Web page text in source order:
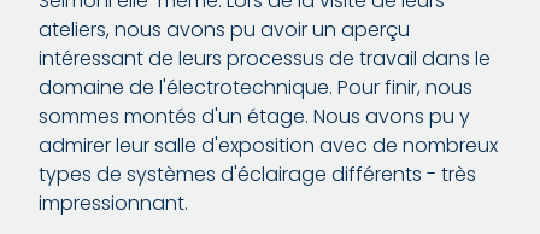
ateliers, nous avons pu avoir un aperçu
intéressant de leurs processus de travail dans le
domaine de l'électrotechnique. Pour finir, nous
sommes montés d'un étage. Nous avons pu y
admirer leur salle d'exposition avec de nombreux
types de systèmes d'éclairage différents - très
impressionnant.